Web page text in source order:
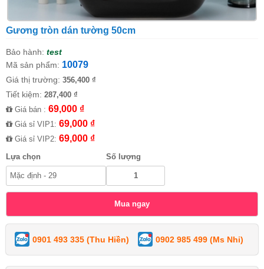
Gương tròn dán tường 50cm
Bảo hành: test
Mã sản phẩm: 10079
Giá thị trường: 356,400 ₫
Tiết kiệm: 287,400 ₫
Giá bán : 69,000 ₫
Giá sỉ VIP1: 69,000 ₫
Giá sỉ VIP2: 69,000 ₫
Lựa chọn Số lượng
0901 493 335 (Thu Hiền) 0902 985 499 (Ms Nhi)